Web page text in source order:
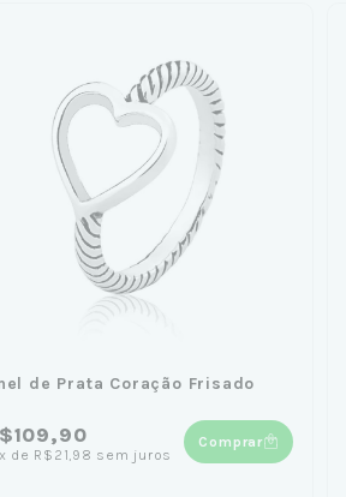
de Prata Coração Frisado
x de R$21,98 sem juros
Comprar